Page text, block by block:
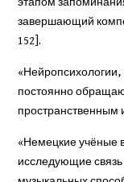
завершающий
152].
постоянно
пространственным
«Немецкие учёные
исследующие связь